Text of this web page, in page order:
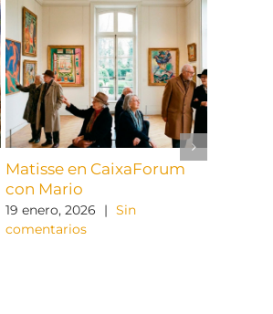
Matisse en CaixaForum
con Mario
19 enero, 2026 | Sin
comentarios
de